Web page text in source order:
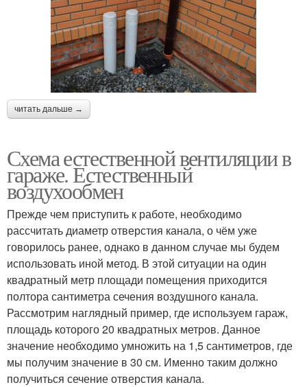
читать дальше →
Схема естественной вентиляции в
гараже. Естественный
воздухообмен
Прежде чем приступить к работе, необходимо
рассчитать диаметр отверстия канала, о чём уже
говорилось ранее, однако в данном случае мы будем
использовать иной метод. В этой ситуации на один
квадратный метр площади помещения приходится
полтора сантиметра сечения воздушного канала.
Рассмотрим наглядный пример, где используем гараж,
площадь которого 20 квадратных метров. Данное
значение необходимо умножить на 1,5 сантиметров, где
мы получим значение в 30 см. Именно таким должно
получиться сечение отверстия канала.